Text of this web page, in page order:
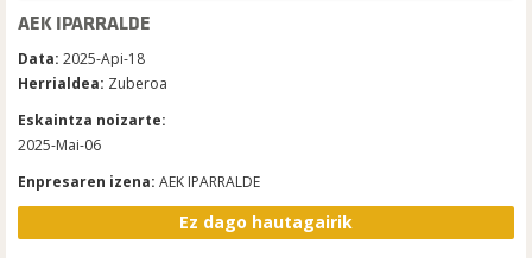
AEK IPARRALDE
Data: 2025-Api-18
Herrialdea: Zuberoa
Eskaintza noizarte:
2025-Mai-06
Enpresaren izena: AEK IPARRALDE
Ez dago hautagairik